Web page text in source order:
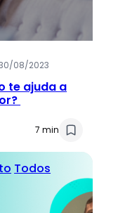
08/2023
te ajuda a
7 min
Todos